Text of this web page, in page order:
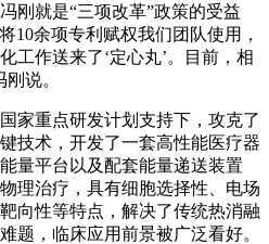
就是“三项改革”政策的受益
10余项专利赋权我们团队使用，
工作送来了‘定心丸’。目前，相
说。
重点研发计划支持下，攻克了
技术，开发了一套高性能医疗器
量平台以及配套能量递送装置
理治疗，具有细胞选择性、电场
向性等特点，解决了传统热消融
题，临床应用前景被广泛看好。